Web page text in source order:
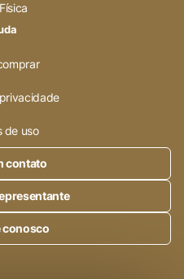
de uso
contato
conosco